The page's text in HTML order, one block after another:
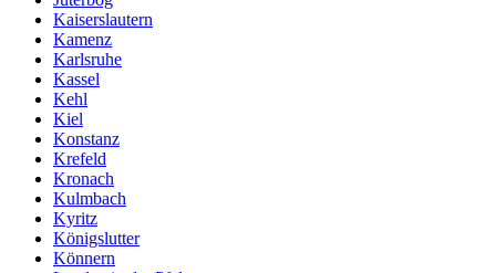
Kaiserslautern
Kamenz
Karlsruhe
Kassel
Kehl
Kiel
Konstanz
Krefeld
Kronach
Kulmbach
Kyritz
Königslutter
Könnern